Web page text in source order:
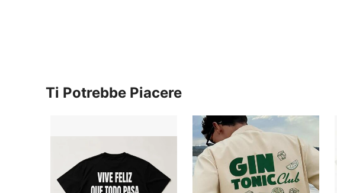
Ti Potrebbe Piacere